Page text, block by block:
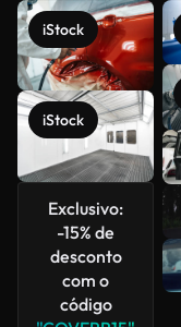
iStock
iStock
Exclusivo:
-15% de
desconto
com o
código